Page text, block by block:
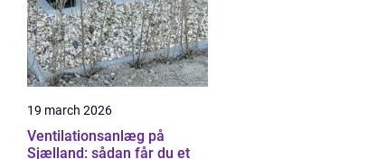
19 march 2026
Ventilationsanlæg på
Sjælland: sådan får du et